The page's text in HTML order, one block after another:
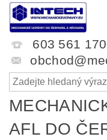
603 561 170
AFL DO